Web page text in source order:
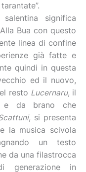
significa
Bua con questo
linea di confine
già fatte e
quindi in questa
ed il nuovo,
resto Lucernaru, il
e da brano che
, si presenta
la musica scivola
un testo
da una filastrocca
in